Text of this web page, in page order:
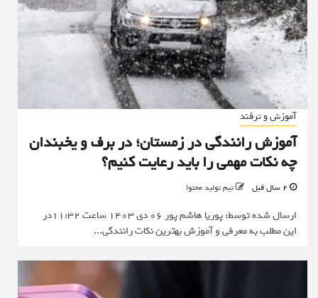
آموزش و ترفند
آموزش رانندگی در زمستان؛ در برف و یخبندان
چه نکات مهمی را باید رعایت کنیم؟
تیم تولید محتوا
ارسال شده توسط: پوریا هاشم پور 06 دی 1403 ساعت 11:32در
این مطلب به معرفی و آموزش بهترین نکات رانندگی...